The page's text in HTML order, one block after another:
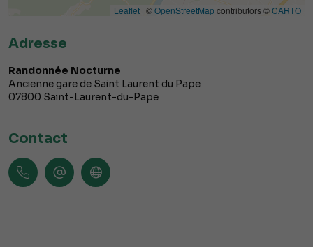
Leaflet | ©OpenStreetMap contributors ©CARTO
Adresse
Randonnée Nocturne
Ancienne gare de Saint Laurent du Pape
07800 Saint-Laurent-du-Pape
Contact